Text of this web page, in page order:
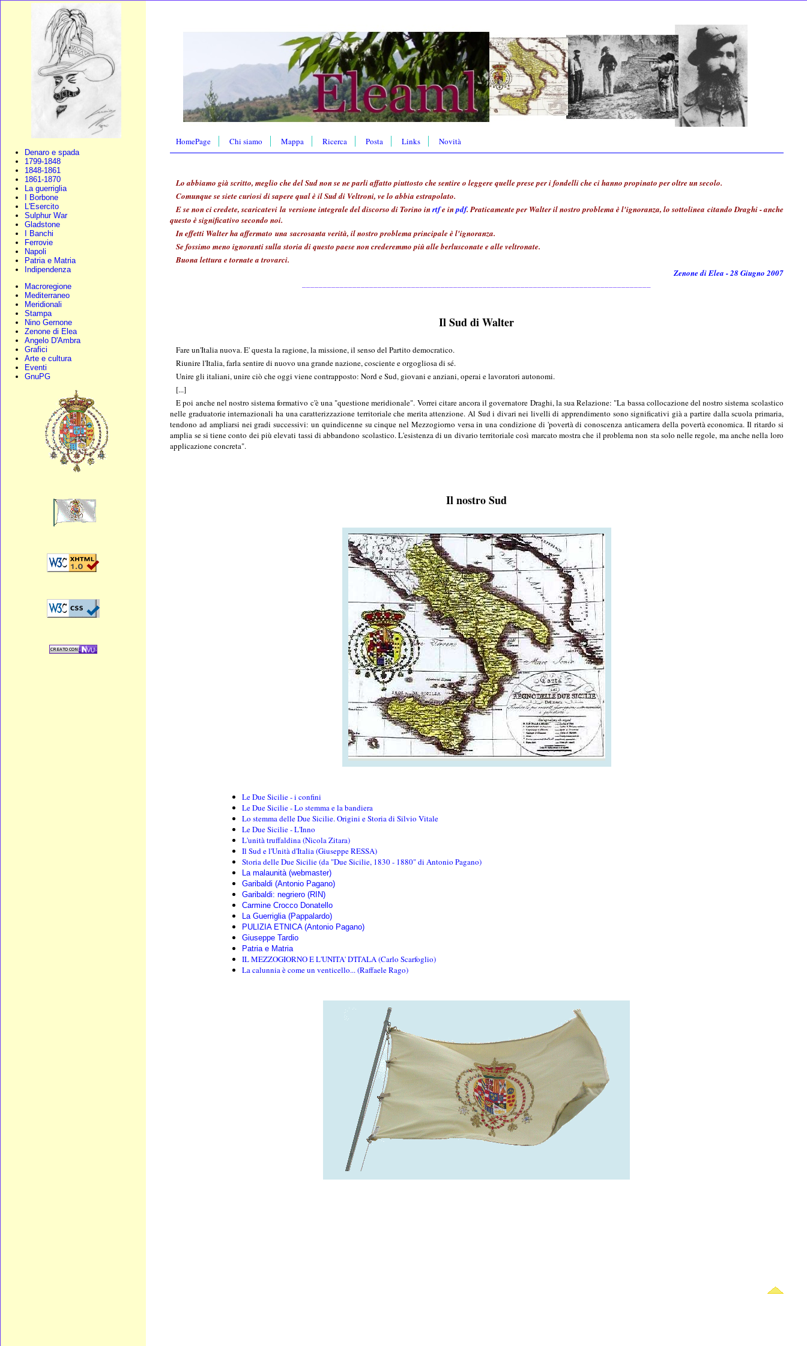
Denaro e spada
1799-1848
1848-1861
1861-1870
La guerriglia
I Borbone
L'Esercito
Sulphur War
Gladstone
I Banchi
Ferrovie
Napoli
Patria e Matria
Indipendenza
Macroregione
Mediterraneo
Meridionali
Stampa
Nino Gernone
Zenone di Elea
Angelo D'Ambra
Grafici
Arte e cultura
Eventi
GnuPG
HomePage Chi siamo Mappa Ricerca Posta Links Novità
Lo abbiamo già scritto, meglio che del Sud non se ne parli affatto piuttosto che sentire o leggere quelle prese per i fondelli che ci hanno propinato per oltre un secolo.
Comunque se siete curiosi di sapere qual è il Sud di Veltroni, ve lo abbia estrapolato.
E se non ci credete, scaricatevi la versione integrale del discorso di Torino inrtfe inpdf. Praticamente per Walter il nostro problema è l'ignoranza, lo sottolinea citando Draghi - anche
questo è significativo secondo noi.
In effetti Walter ha affermato una sacrosanta verità, il nostro problema principale è l'ignoranza.
Se fossimo meno ignoranti sulla storia di questo paese non crederemmo più alle berlusconate e alle veltronate.
Buona lettura e tornate a trovarci.
Zenone di Elea - 28 Giugno 2007
Il Sud di Walter
Fare un'Italia nuova. E' questa la ragione, la missione, il senso del Partito democratico.
Riunire l'Italia, farla sentire di nuovo una grande nazione, cosciente e orgogliosa di sé.
Unire gli italiani, unire ciò che oggi viene contrapposto: Nord e Sud, giovani e anziani, operai e lavoratori autonomi.
[...]
E poi anche nel nostro sistema formativo c'è una "questione meridionale". Vorrei citare ancora il governatore Draghi, la sua Relazione: "La bassa collocazione del nostro sistema scolastico
nelle graduatorie internazionali ha una caratterizzazione territoriale che merita attenzione. Al Sud i divari nei livelli di apprendimento sono significativi già a partire dalla scuola primaria,
tendono ad ampliarsi nei gradi successivi: un quindicenne su cinque nel Mezzogiorno versa in una condizione di 'povertà di conoscenza anticamera della povertà economica. Il ritardo si
amplia se si tiene conto dei più elevati tassi di abbandono scolastico. L'esistenza di un divario territoriale così marcato mostra che il problema non sta solo nelle regole, ma anche nella loro
applicazione concreta".
Il nostro Sud
Le Due Sicilie - i confini
Le Due Sicilie - Lo stemma e la bandiera
Lo stemma delle Due Sicilie. Origini e Storia di Silvio Vitale
Le Due Sicilie - L'Inno
L'unità truffaldina (Nicola Zitara)
Il Sud e l'Unità d'Italia (Giuseppe RESSA)
Storia delle Due Sicilie (da "Due Sicilie, 1830 - 1880" di Antonio Pagano)
La malaunità (webmaster)
Garibaldi (Antonio Pagano)
Garibaldi: negriero (RIN)
Carmine Crocco Donatello
La Guerriglia (Pappalardo)
PULIZIA ETNICA (Antonio Pagano)
Giuseppe Tardio
Patria e Matria
IL MEZZOGIORNO E L'UNITA' D'ITALA (Carlo Scarfoglio)
La calunnia è come un venticello... (Raffaele Rago)